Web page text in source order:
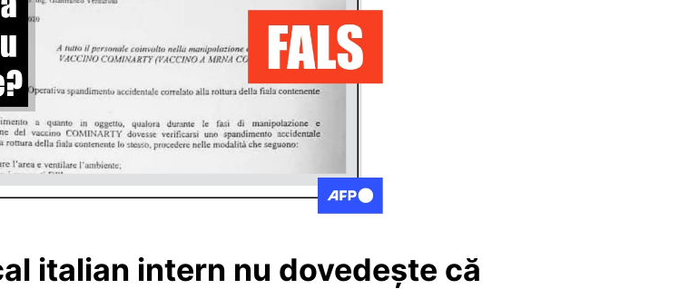
italian intern nu dovedește că